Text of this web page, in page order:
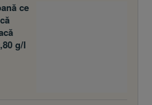
ce
g/l